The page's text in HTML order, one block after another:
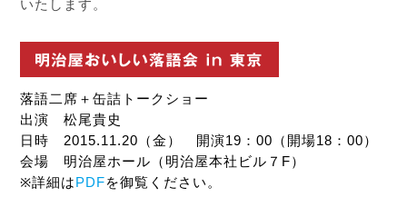
いたします。
落語二席＋缶詰トークショー
出演 松尾貴史
日時 2015.11.20（金） 開演19：00（開場18：00）
会場 明治屋ホール（明治屋本社ビル７F）
※詳細は PDFを御覧ください。